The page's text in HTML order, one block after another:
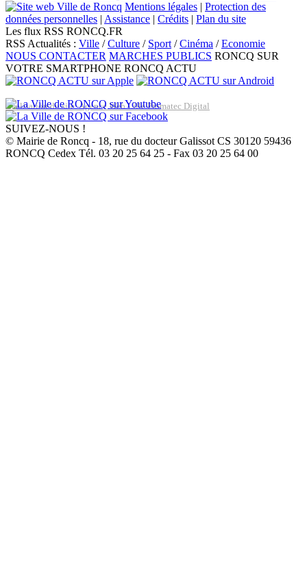
Mentions légales | Protection des
données personnelles | Assistance | Crédits | Plan du site
Les flux RSS RONCQ.FR
RSS Actualités : Ville /Culture / Sport /Cinéma /Economie
NOUS CONTACTER MARCHES PUBLICS RONCQ SUR
VOTRE SMARTPHONE RONCQ ACTU
Réalisation du site: Agence Web Lille Promatec Digital
SUIVEZ-NOUS !
© Mairie de Roncq - 18, rue du docteur Galissot CS 30120 59436
RONCQ Cedex Tél. 03 20 25 64 25 - Fax 03 20 25 64 00